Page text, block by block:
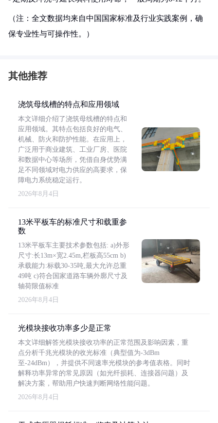
（注：全文数据均来自中国国家标准及行业实践案例，确
保专业性与可操作性。）
其他推荐
浇筑母线槽的特点和应用领域
本文详细介绍了浇筑母线槽的特点和
应用领域。其特点包括良好的电气、
机械、防火和防护性能。在应用上，
广泛用于商业建筑、工业厂房、医院
和数据中心等场所，凭借自身优势满
足不同领域对电力供应的高要求，保
障电力系统稳定运行。
2026年8月4日
13米平板车的标准尺寸和载重参
数
13米平板车主要技术参数包括: a)外形
尺寸:长13m×宽2.45m,栏板高55cm b)
承载能力:标载30-35吨,最大允许总重
49吨 c)符合国家道路车辆外廓尺寸及
轴荷限值标准
2026年8月4日
光模块接收功率多少是正常
本文详细解答光模块接收功率的正常范围及影响因素，重
点分析千兆光模块的收光标准（典型值为-3dBm
至-24dBm），并提供不同速率光模块的参考值表格。同时
解释功率异常的常见原因（如光纤损耗、连接器问题）及
解决方案，帮助用户快速判断网络性能问题。
2026年8月4日